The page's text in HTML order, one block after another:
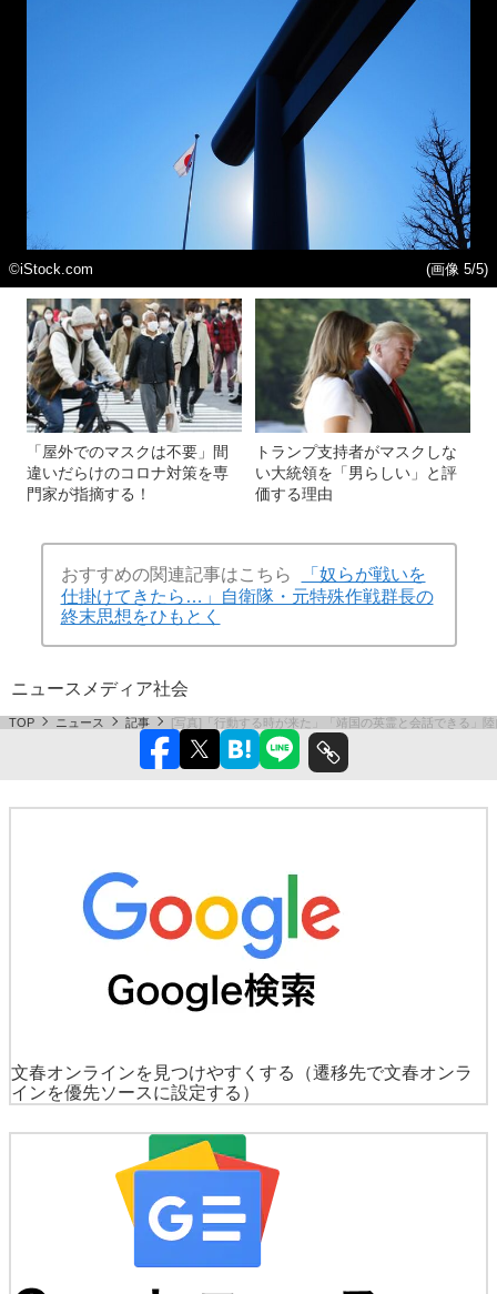
©️iStock.com (画像 5/5)
「屋外でのマスクは不要」間
違いだらけのコロナ対策を専
門家が指摘する！
トランプ支持者がマスクしな
い大統領を「男らしい」と評
価する理由
おすすめの関連記事はこちら
「奴らが戦いを
仕掛けてきたら…」自衛隊・元特殊作戦群長の
終末思想をひもとく
ニュース メディア社会
TOP ニュース 記事 [写真]「行動する時が来た」「靖国の英霊と会話できる」
文春オンラインを見つけやすくする
（遷移先で文春オンラ
インを優先ソースに設定する）